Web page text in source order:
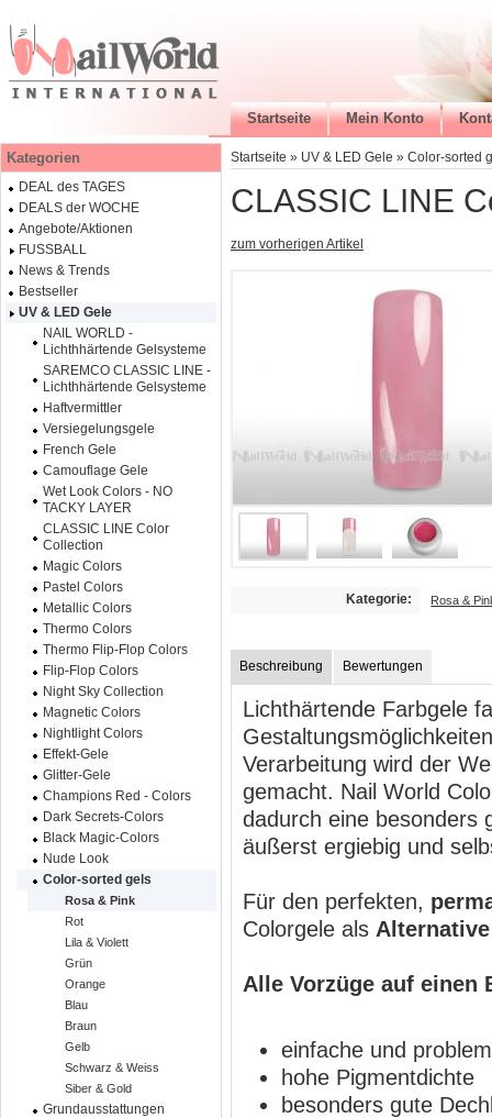
Startseite Mein Konto
Startseite » UV & LED Gele » Color-sorted
CLASSIC LINE
zum vorherigen Artikel
Kategorie: Rosa &
Beschreibung Bewertungen
Lichthärtende Farbgele
Verarbeitung wird der
gemacht. Nail World
dadurch eine besonders
äußerst ergiebig und
Für den perfekten,
Colorgele als
Alle Vorzüge auf einen
einfache und
hohe Pigmentdichte
besonders gute
Kategorien
DEAL des TAGES
DEALS der WOCHE
Angebote/Aktionen
FUSSBALL
News & Trends
Bestseller
UV & LED Gele
NAIL WORLD -
Lichthhärtende Gelsysteme
SAREMCO CLASSIC LINE -
Lichthhärtende Gelsysteme
Haftvermittler
Versiegelungsgele
French Gele
Camouflage Gele
Wet Look Colors - NO
TACKY LAYER
CLASSIC LINE Color
Collection
Magic Colors
Pastel Colors
Metallic Colors
Thermo Colors
Thermo Flip-Flop Colors
Flip-Flop Colors
Night Sky Collection
Magnetic Colors
Nightlight Colors
Effekt-Gele
Glitter-Gele
Champions Red - Colors
Dark Secrets-Colors
Black Magic-Colors
Nude Look
Color-sorted gels
Rosa & Pink
Rot
Lila & Violett
Grün
Orange
Blau
Braun
Gelb
Schwarz & Weiss
Siber & Gold
Grundausstattungen